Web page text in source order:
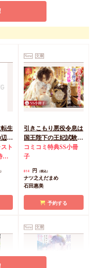
シ
生
境
て
ト
典
New 文庫
引きこもり悪役令息は
国王陛下の王妃試験か
ら逃れたい
コミコミ特典SS小冊
子
814 円 （税込）
ナツ之えだまめ
石田惠美
予約する
New 文庫